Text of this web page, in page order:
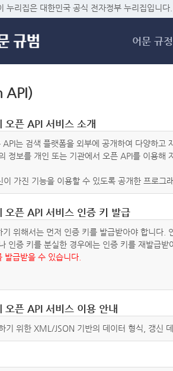
메
누리집은 대한민국 공식 전자정부 누리집입니다.
어문 규정
API)
오픈 API 서비스 소개
는 검색 플랫폼을 외부에 공개하여 다양하
정보를 개인 또는 기관에서 오픈 API를 이용해
이 가진 기능을 이용할 수 있도록 공개한 프로그
오픈 API 서비스 인증 키 발급
기 위해서는 먼저 인증 키를 발급받아야 합니다
인증 키를 분실한 경우에는 인증 키를 재발급받
급받을 수 있습니다.
오픈 API 서비스 이용 안내
기 위한 XML/JSON 기반의 데이터 형식, 갱신